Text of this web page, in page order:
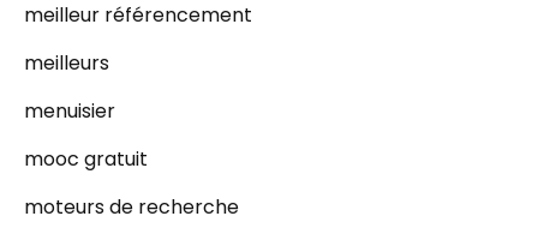
meilleur référencement
meilleurs
menuisier
mooc gratuit
moteurs de recherche